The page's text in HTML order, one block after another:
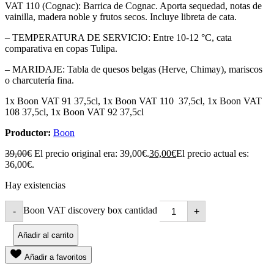
VAT 110 (Cognac): Barrica de Cognac. Aporta sequedad, notas de
vainilla, madera noble y frutos secos. Incluye libreta de cata.
– TEMPERATURA DE SERVICIO: Entre 10-12 °C, cata
comparativa en copas Tulipa.
– MARIDAJE: Tabla de quesos belgas (Herve, Chimay), mariscos
o charcutería fina.
1x Boon VAT 91 37,5cl, 1x Boon VAT 110 37,5cl, 1x Boon VAT
108 37,5cl, 1x Boon VAT 92 37,5cl
Productor: Boon
39,00€ El precio original era: 39,00€.36,00€El precio actual es:
36,00€.
Hay existencias
- Boon VAT discovery box cantidad +
Añadir al carrito
Añadir a favoritos